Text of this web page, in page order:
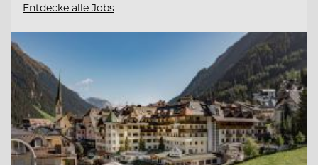
Entdecke alle Jobs